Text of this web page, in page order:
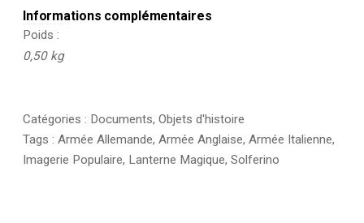
Informations complémentaires
Poids
0,50 kg
Catégories : Documents, Objets d'histoire
Tags : Armée Allemande, Armée Anglaise, Armée Italienne,
Imagerie Populaire, Lanterne Magique, Solferino